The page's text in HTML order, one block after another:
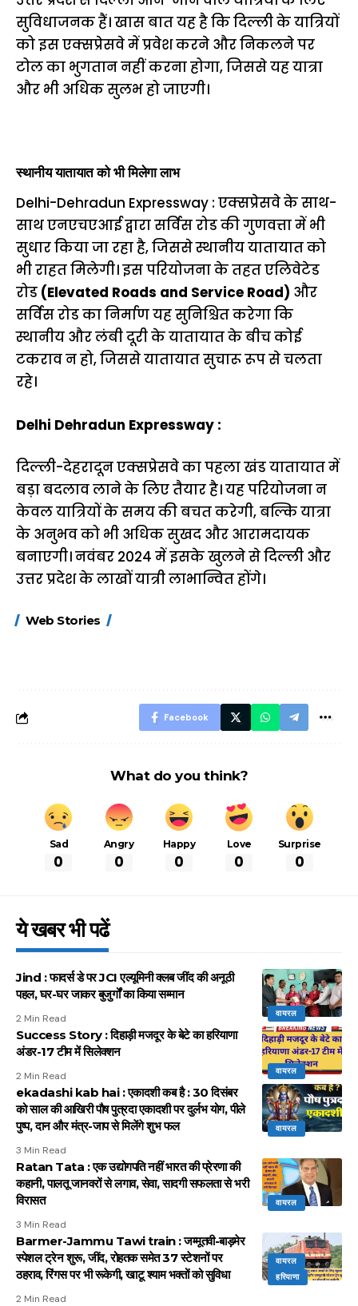
सुविधाजनक हैं। खास बात यह है कि दिल्ली के यात्रियों
को इस एक्सप्रेसवे में प्रवेश करने और निकलने पर
टोल का भुगतान नहीं करना होगा, जिससे यह यात्रा
और भी अधिक सुलभ हो जाएगी।
स्थानीय यातायात को भी मिलेगा लाभ
Delhi-Dehradun Expressway : एक्सप्रेसवे के साथ-
साथ एनएचएआई द्वारा सर्विस रोड की गुणवत्ता में भी
सुधार किया जा रहा है, जिससे स्थानीय यातायात को
भी राहत मिलेगी। इस परियोजना के तहत एलिवेटेड
रोड (Elevated Roads and Service Road) और
सर्विस रोड का निर्माण यह सुनिश्चित करेगा कि
स्थानीय और लंबी दूरी के यातायात के बीच कोई
टकराव न हो, जिससे यातायात सुचारू रूप से चलता
रहे।
Delhi Dehradun Expressway :
दिल्ली-देहरादून एक्सप्रेसवे का पहला खंड यातायात में
बड़ा बदलाव लाने के लिए तैयार है। यह परियोजना न
केवल यात्रियों के समय की बचत करेगी, बल्कि यात्रा
के अनुभव को भी अधिक सुखद और आरामदायक
बनाएगी। नवंबर 2024 में इसके खुलने से दिल्ली और
उत्तर प्रदेश के लाखों यात्री लाभान्वित होंगे।
Web Stories
FASTag के ये नए
Facebook
What do you think?
Sad
0
Angry
0
Happy
0
Love
0
Surprise
0
ये खबर भी पढें
वायरल
Jind : फादर्स डे पर JCI एल्यूमिनी क्लब जींद की अनूठी
पहल, घर-घर जाकर बुजुर्गों का किया सम्मान
2 Min Read
वायरल
Success Story : दिहाड़ी मजदूर के बेटे का हरियाणा
अंडर-17 टीम में सिलेक्शन
2 Min Read
वायरल
ekadashi kab hai : एकादशी कब है : 30 दिसंबर
को साल की आखिरी पौष पुत्रदा एकादशी पर दुर्लभ योग, पीले
पुष्प, दान और मंत्र-जाप से मिलेंगे शुभ फल
3 Min Read
वायरल
Ratan Tata : एक उद्योगपति नहीं भारत की प्रेरणा की
कहानी, पालतू जानवरों से लगाव, सेवा, सादगी सफलता से भरी
विरासत
3 Min Read
वायरल
हरियाणा
Barmer-Jammu Tawi train : जम्मूतवी-बाड़मेर
स्पेशल ट्रेन शुरू, जींद, रोहतक समेत 37 स्टेशनों पर
ठहराव, रिंगस पर भी रूकेगी, खाटू श्याम भक्तों को सुविधा
2 Min Read